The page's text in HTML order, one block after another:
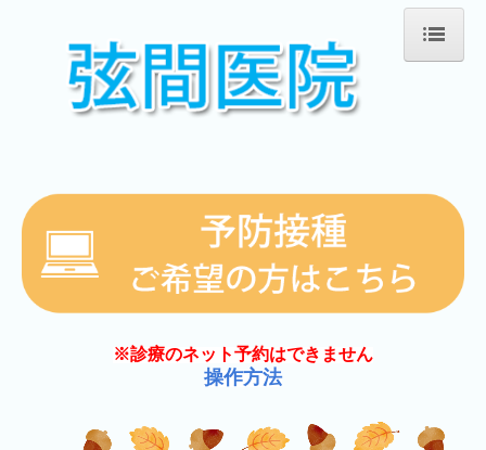
ホーム
施設・設備紹介
※診療のネット予約はできません
操作方法